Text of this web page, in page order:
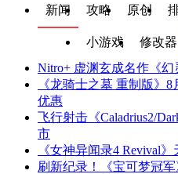
新闻 攻略 原创
小游戏 修改器
Nitro+ 虚渊玄成名作《幻
《龙骑士之墓 重制版》
优惠
飞行射击《Caladrius2/
市
《女神异闻录4 Revival
刷新纪录！《宝可梦冠